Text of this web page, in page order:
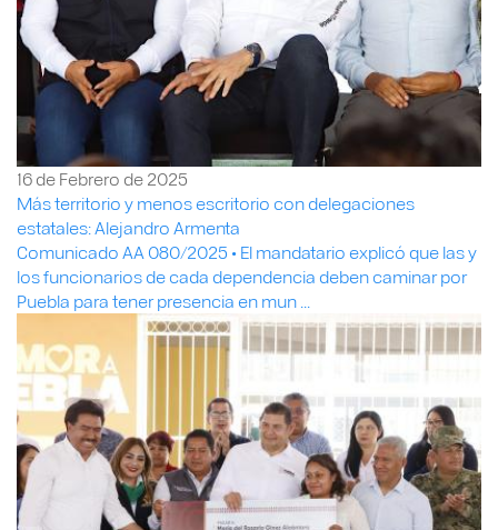
16 de Febrero de 2025
Más territorio y menos escritorio con delegaciones
estatales: Alejandro Armenta
Comunicado AA 080/2025 • El mandatario explicó que las y
los funcionarios de cada dependencia deben caminar por
Puebla para tener presencia en mun ...